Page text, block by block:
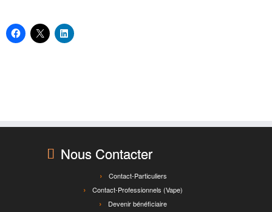
Nous Contacter
Contact-Particuliers
Contact-Professionnels (Vape)
Devenir bénéficiaire